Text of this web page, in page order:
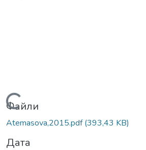
Вантажиться...
Файли
Atemasova,2015.pdf(393,43 KB)
Дата